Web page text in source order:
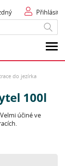
Přihlásit
do jezírka
100l
účiné ve